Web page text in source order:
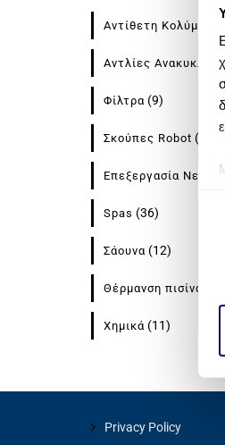
ο
υ
γ
Αντίθετη Κολύμβηση
Αντλίες
Φίλτρα (9)
Σκούπες Robot (15)
Επεξεργασία Νερού
Spas (36)
Σάουνα (12)
Θέρμανση πισίνας
Χημικά (11)
Privacy Policy